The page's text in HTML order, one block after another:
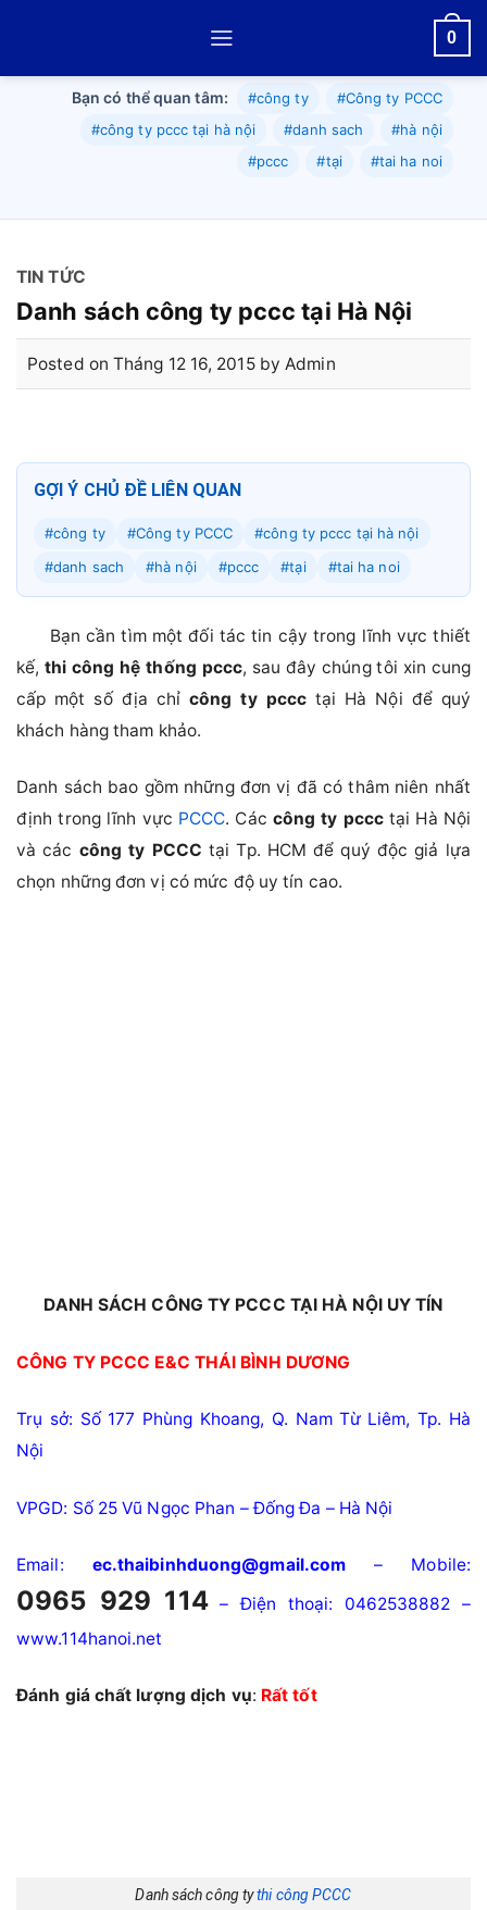
0
Bạn có thể quan tâm: #công ty
#Công ty PCCC
#công ty pccc tại hà nội
#danh sach
#hà nội
#pccc
#tại #tai ha noi
TIN TỨC
Danh sách công ty pccc tại Hà Nội
Posted on Tháng 12 16, 2015byAdmin
GỢI Ý CHỦ ĐỀ LIÊN QUAN
#công ty #Công ty PCCC
#công ty pccc tại hà nội
#danh sach
#hà nội #pccc #tại #tai ha noi
Bạn cần tìm một đối tác tin cậy trong lĩnh vực thiết
kế, thi công hệ thống pccc, sau đây chúng tôi xin cung
cấp một số địa chỉcông ty pccc tại Hà Nội để quý
khách hàng tham khảo.
Danh sách bao gồm những đơn vị đã có thâm niên nhất
định trong lĩnh vực PCCC. Các công ty pccctại Hà Nội
và các công ty PCCC tại Tp. HCM để quý độc giả lựa
chọn những đơn vị có mức độ uy tín cao.
DANH SÁCHCÔNG TY PCCC TẠI HÀ NỘI UY TÍN
CÔNG TY PCCC E&C THÁI BÌNH DƯƠNG
Trụ sở: Số 177 Phùng Khoang, Q. Nam Từ Liêm, Tp. Hà
Nội
VPGD: Số 25 Vũ Ngọc Phan – Đống Đa – Hà Nội
Email: ec.thaibinhduong@gmail.com – Mobile:
0965 929 114– Điện thoại: 0462538882 –
www.114hanoi.net
Đánh giá chất lượng dịch vụ: Rất tốt
Danh sách công tythi công PCCC